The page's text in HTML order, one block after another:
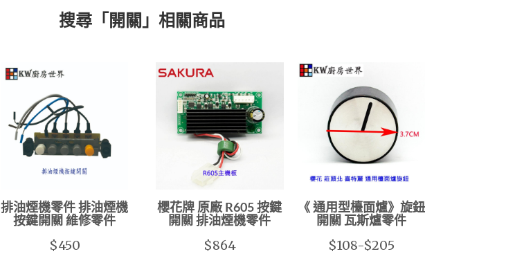
搜尋「開關」相關商品
排油煙機零件 排油煙機
按鍵開關 維修零件
$450
櫻花牌 原廠 R605 按鍵
開關 排油煙機零件
$864
《 通用型檯面爐》旋鈕
開關 瓦斯爐零件
$108-$205